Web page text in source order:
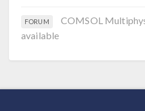
FORUM
COMSOL
available